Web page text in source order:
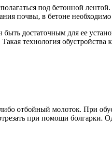
под бетонной
почвы, в бетоне необходимо
быть достаточным для ее
технология
отбойный молоток. При
при помощи болгарки.